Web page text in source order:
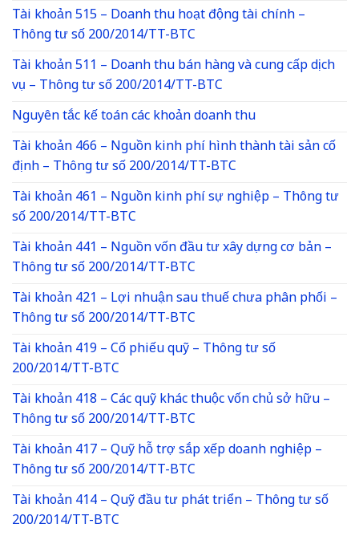
Tài khoản 515 – Doanh thu hoạt động tài chính –
Thông tư số 200/2014/TT-BTC
Tài khoản 511 – Doanh thu bán hàng và cung cấp dịch
vụ – Thông tư số 200/2014/TT-BTC
Nguyên tắc kế toán các khoản doanh thu
Tài khoản 466 – Nguồn kinh phí hình thành tài sản cố
định – Thông tư số 200/2014/TT-BTC
Tài khoản 461 – Nguồn kinh phí sự nghiệp – Thông tư
số 200/2014/TT-BTC
Tài khoản 441 – Nguồn vốn đầu tư xây dựng cơ bản –
Thông tư số 200/2014/TT-BTC
Tài khoản 421 – Lợi nhuận sau thuế chưa phân phối –
Thông tư số 200/2014/TT-BTC
Tài khoản 419 – Cổ phiếu quỹ – Thông tư số
200/2014/TT-BTC
Tài khoản 418 – Các quỹ khác thuộc vốn chủ sở hữu –
Thông tư số 200/2014/TT-BTC
Tài khoản 417 – Quỹ hỗ trợ sắp xếp doanh nghiệp –
Thông tư số 200/2014/TT-BTC
Tài khoản 414 – Quỹ đầu tư phát triển – Thông tư số
200/2014/TT-BTC